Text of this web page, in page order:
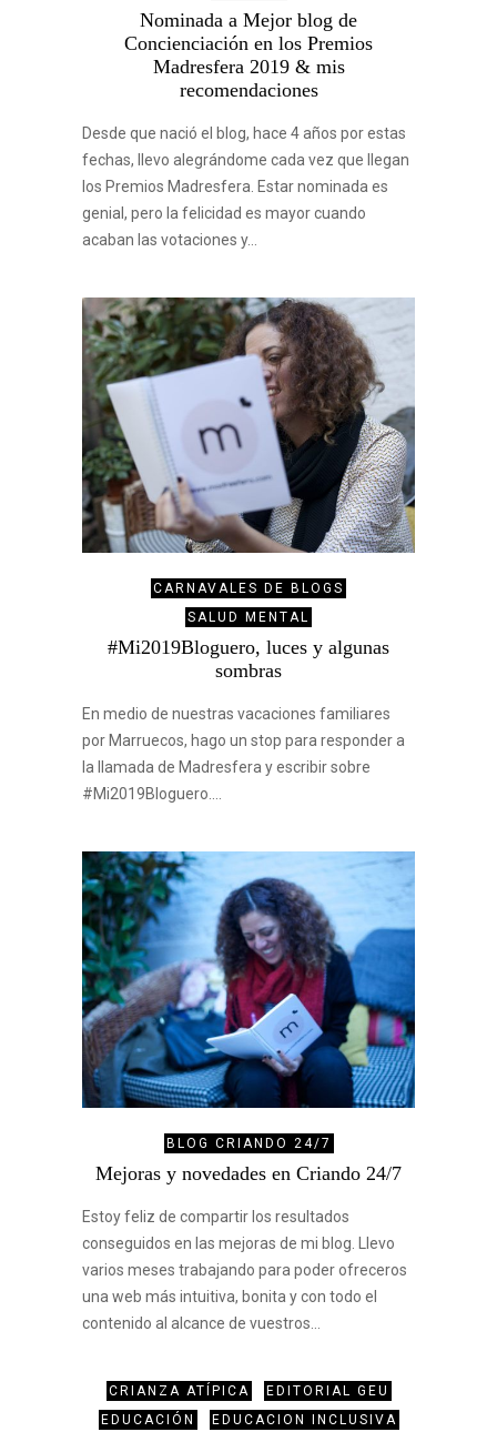
Nominada a Mejor blog de
Concienciación en los Premios
Madresfera 2019 & mis
recomendaciones
Desde que nació el blog, hace 4 años por estas
fechas, llevo alegrándome cada vez que llegan
los Premios Madresfera. Estar nominada es
genial, pero la felicidad es mayor cuando
acaban las votaciones y…
CARNAVALES DE BLOGS
SALUD MENTAL
#Mi2019Bloguero, luces y algunas
sombras
En medio de nuestras vacaciones familiares
por Marruecos, hago un stop para responder a
la llamada de Madresfera y escribir sobre
#Mi2019Bloguero.…
BLOG CRIANDO 24/7
Mejoras y novedades en Criando 24/7
Estoy feliz de compartir los resultados
conseguidos en las mejoras de mi blog. Llevo
varios meses trabajando para poder ofreceros
una web más intuitiva, bonita y con todo el
contenido al alcance de vuestros…
CRIANZA ATÍPICA
EDITORIAL GEU
EDUCACIÓN
EDUCACION INCLUSIVA